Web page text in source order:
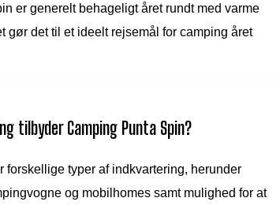
er generelt behageligt året rundt med varme
gør det til et ideelt rejsemål for camping året
tilbyder Camping Punta Spin?
forskellige typer af indkvartering, herunder
og mobilhomes samt mulighed for at